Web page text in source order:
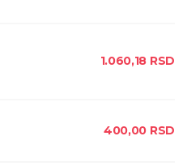
1.060,18 RSD
400,00 RSD